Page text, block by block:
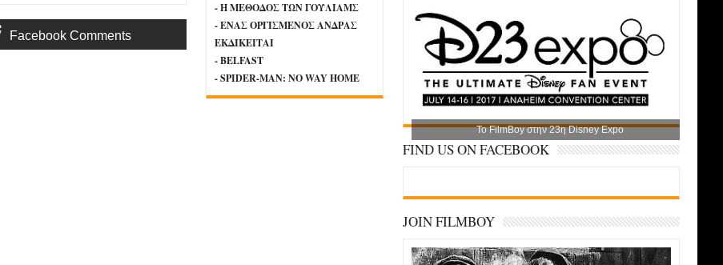
Facebook Comments
Το FilmBoy στην 23η Disney Expo
FIND US ON FACEBOOK
JOIN FILMBOY
- Η ΜΕΘΟΔΟΣ ΤΩΝ ΓΟΥΛΙΑΜΣ
- ΕΝΑΣ ΟΡΓΙΣΜΕΝΟΣ ΑΝΔΡΑΣ
ΕΚΔΙΚΕΙΤΑΙ
- BELFAST
- SPIDER-MAN: NO WAY HOME